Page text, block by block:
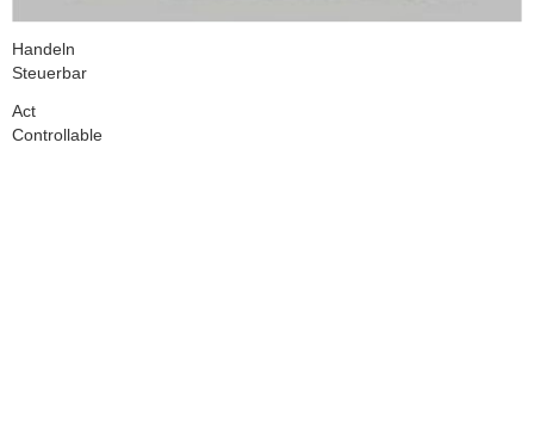
Handeln
Steuerbar
Act
Controllable